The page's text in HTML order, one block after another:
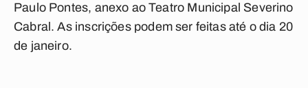
Paulo Pontes, anexo ao Teatro Municipal Severino
Cabral.As inscrições podem ser feitas até o dia 20
de janeiro.